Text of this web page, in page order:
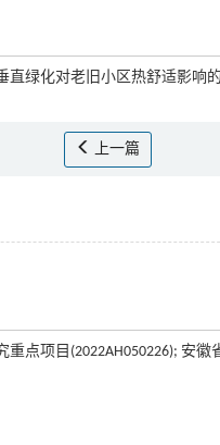
直绿化对老旧小区热舒适影响
上一篇
点项目(2022AH050226); 安